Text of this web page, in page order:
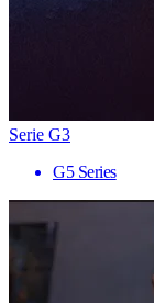
Serie G3
G5 Series